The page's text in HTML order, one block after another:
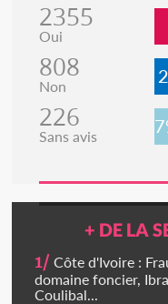
2355
Oui
808
Non
226
Sans avis 7%
+ DE LA
1/ Côte d'Ivoire :
domaine foncier,
Coulibal...